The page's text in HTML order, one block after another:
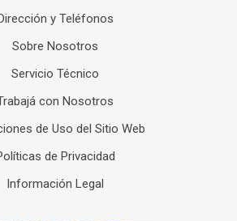
y Teléfonos
Sobre Nosotros
Servicio Técnico
con Nosotros
de Uso del Sitio Web
de Privacidad
Información Legal